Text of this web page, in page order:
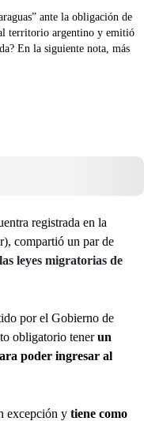
ante la obligación de
territorio argentino y emitió
En la siguiente nota, más
registrada en la
compartió un par de
leyes migratorias de
por el Gobierno de
obligatorio tenerun
poder ingresar al
excepción y tiene como